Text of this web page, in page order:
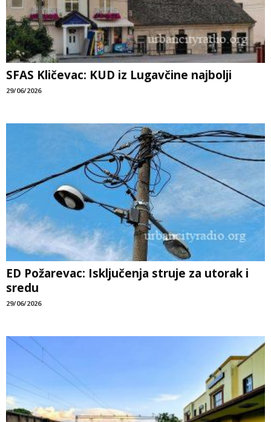
SFAS Kličevac: KUD iz Lugavčine najbolji
29/06/2026
ED Požarevac: Isključenja struje za utorak i
sredu
29/06/2026